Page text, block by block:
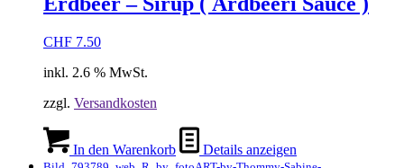
CHF 7.50
inkl. 2.6 % MwSt.
zzgl. Versandkosten
In den Warenkorb Details anzeigen